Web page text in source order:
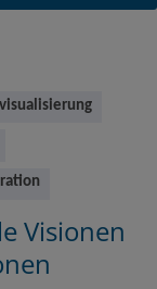
Visionen